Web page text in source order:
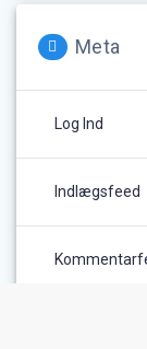
Meta
Log Ind
Indlægsfeed